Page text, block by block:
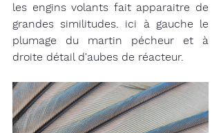
les engins volants fait apparaitre de
grandes similitudes. ici à gauche le
plumage du martin pécheur et à
droite détail d'aubes de réacteur.